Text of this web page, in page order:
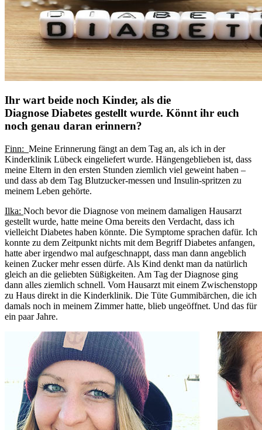
Ihr wart beide noch Kinder, als die
Diagnose Diabetes gestellt wurde. Könnt ihr euch
noch genau daran erinnern?
Finn: Meine Erinnerung fängt an dem Tag an, als ich in der
Kinderklinik Lübeck eingeliefert wurde. Hängengeblieben ist, dass
meine Eltern in den ersten Stunden ziemlich viel geweint haben –
und dass ab dem Tag Blutzucker-messen und Insulin-spritzen zu
meinem Leben gehörte.
Ilka: Noch bevor die Diagnose von meinem damaligen Hausarzt
gestellt wurde, hatte meine Oma bereits den Verdacht, dass ich
vielleicht Diabetes haben könnte. Die Symptome sprachen dafür. Ich
konnte zu dem Zeitpunkt nichts mit dem Begriff Diabetes anfangen,
hatte aber irgendwo mal aufgeschnappt, dass man dann angeblich
keinen Zucker mehr essen dürfe. Als Kind denkt man da natürlich
gleich an die geliebten Süßigkeiten. Am Tag der Diagnose ging
dann alles ziemlich schnell. Vom Hausarzt mit einem Zwischenstopp
zu Haus direkt in die Kinderklinik. Die Tüte Gummibärchen, die ich
damals noch in meinem Zimmer hatte, blieb ungeöffnet. Und das für
ein paar Jahre.